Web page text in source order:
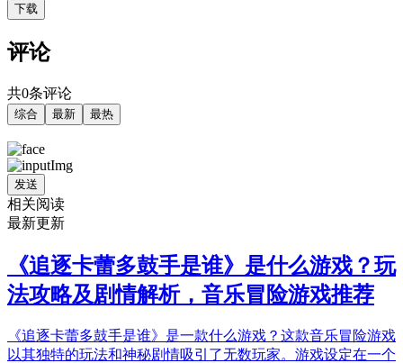
下载
评论
共0条评论
综合 最新 最热
发送
相关阅读
最新更新
《追逐卡蕾多鼓手是谁》是什么游戏？玩
法攻略及剧情解析，音乐冒险游戏推荐
《追逐卡蕾多鼓手是谁》是一款什么游戏？这款音乐冒险游戏
以其独特的玩法和神秘剧情吸引了无数玩家。游戏设定在一个